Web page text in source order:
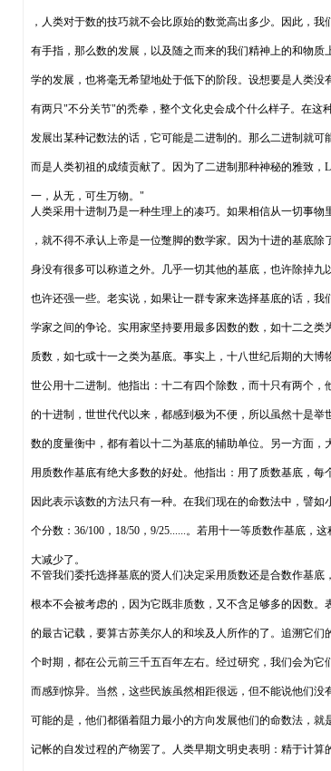
，人类对于数的技巧就不会比原始的数觉高出多少。因此，我
有手指，那么数的发展，以及随之而来的我们精神上的和物质
学的发展，也将毫无希望地处于低下的阶段。设想要是人类没
有两只"不分关节"的秃拳，整个文化史会成个什么样子。在这
发展出某种记数法的话，它可能是二进制的。那么二进制就可
而是人类初祖的成绩贡献了。因为了二进制那种神秘的雅致，
一，从无，可生万物。"
人类采用十进制乃是一种生理上的凑巧。如果相信从一切事物
，就不得不承认上帝是一位蹩脚的数学家。因为十进的基底除
身没有很多可以称道之外。几乎一切其他的基底，也许除掉九
也许还强一些。老实说，如果让一群专家来选择基底的话，我
学家之间的争论。实用家坚持要用最多因数的数，如十二之类
质数，如七或十一之类为基底。事实上，十八世纪后期的大博
世公用十二进制。他指出：十二有四个除数，而十只有两个，
的十进制，世世代代以来，都感到极为不便，所以虽然十是举
数的度量衡中，都有着以十二为基底的辅助单位。另一方面，
用质数作基底有绝大多数的好处。他指出：用了质数基底，每
因此表示该数的方法只有一种。在我们现在的命数法中，譬如
个分数：36/100，18/50，9/25......。若用十一等质数作基底，
大减少了。
不管我们委托选择基底的贤人们决定采用质数还是合数作基底
根本不会被考虑的，因为它既非质数，又不含足够多的因数。
的最古记载，要算古苏美尔人的和埃及人所作的了。追溯它们
个时期，都在公元前三千五百年左右。经过研究，我们会为它
而感到惊异。当然，这些民族虽然相距很远，但不能说他们没
可能的是，他们都循着阻力最小的方向发展他们的命数法，就
记帐的自发过程的产物罢了。人类早期文明史表明：精于计算